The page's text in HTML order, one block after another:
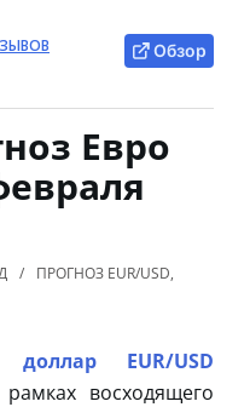
Обзор
Евро
ПРОГНОЗ EUR/USD,
доллар EUR/USD
восходящего